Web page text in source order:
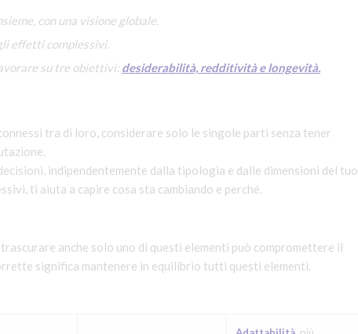
con una visione globale.
effetti complessivi.
su tre obiettivi: desiderabilità, redditività e longevità.
tra di loro, considerare solo le singole parti senza tener
indipendentemente dalla tipologia e dalle dimensioni del tuo
ti aiuta a capire cosa sta cambiando e perché.
anche solo uno di questi elementi può compromettere il
significa mantenere in equilibrio tutti questi elementi.